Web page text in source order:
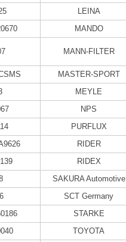
LEINA
MANDO
MANN-FILTER
MASTER-SPORT
MEYLE
NPS
PURFLUX
RIDER
RIDEX
SAKURA Automotive
SCT Germany
STARKE
TOYOTA